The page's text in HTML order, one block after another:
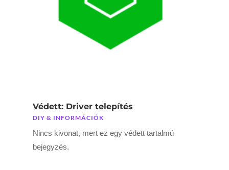
Védett: Driver telepítés
DIY & INFORMÁCIÓK
Nincs kivonat, mert ez egy védett tartalmú
bejegyzés.